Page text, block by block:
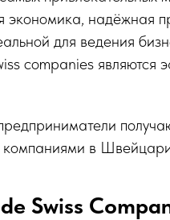
экономика, надёжная
для ведения
companies являются
компаниями в
Swiss